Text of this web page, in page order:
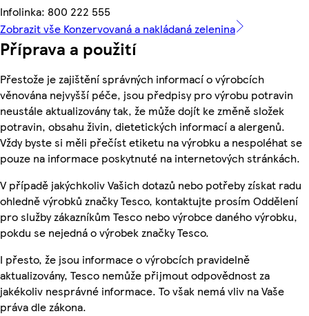
Infolinka: 800 222 555
Zobrazit vše Konzervovaná a nakládaná zelenina
Příprava a použití
Přestože je zajištění správných informací o výrobcích
věnována nejvyšší péče, jsou předpisy pro výrobu potravin
neustále aktualizovány tak, že může dojít ke změně složek
potravin, obsahu živin, dietetických informací a alergenů.
Vždy byste si měli přečíst etiketu na výrobku a nespoléhat se
pouze na informace poskytnuté na internetových stránkách.
V případě jakýchkoliv Vašich dotazů nebo potřeby získat radu
ohledně výrobků značky Tesco, kontaktujte prosím Oddělení
pro služby zákazníkům Tesco nebo výrobce daného výrobku,
pokdu se nejedná o výrobek značky Tesco.
I přesto, že jsou informace o výrobcích pravidelně
aktualizovány, Tesco nemůže přijmout odpovědnost za
jakékoliv nesprávné informace. To však nemá vliv na Vaše
práva dle zákona.